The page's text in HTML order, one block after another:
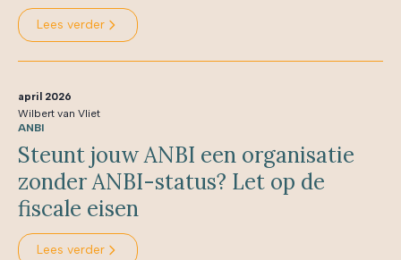
Lees verder
april 2026
Wilbert van Vliet
ANBI
Steunt jouw ANBI een organisatie
zonder ANBI-status? Let op de
fiscale eisen
Lees verder